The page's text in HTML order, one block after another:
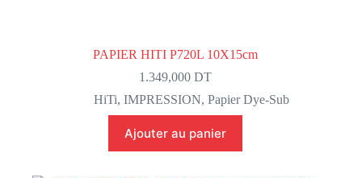
PAPIER HITI P720L 10X15cm
1.349,000DT
HiTi,IMPRESSION,Papier Dye-Sub
Ajouter au panier